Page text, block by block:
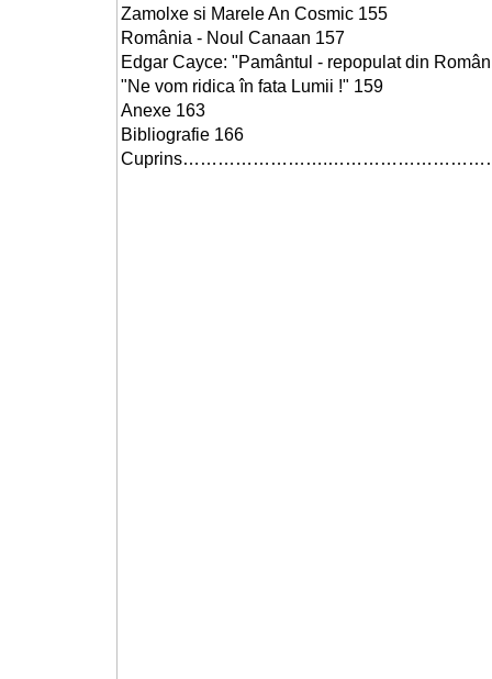
Zamolxe si Marele An Cosmic 155
România - Noul Canaan 157
Edgar Cayce: "Pamântul - repopulat din
"Ne vom ridica în fata Lumii !" 159
Anexe 163
Bibliografie 166